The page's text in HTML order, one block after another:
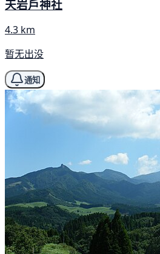
天岩戶神社
4.3 km
暂无出没
通知